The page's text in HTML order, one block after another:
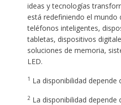
ideas y tecnologías
está redefiniendo el mundo
teléfonos inteligentes,
tabletas, dispositivos
soluciones de memoria,
LED.
1 La disponibilidad depende
2La disponibilidad depende